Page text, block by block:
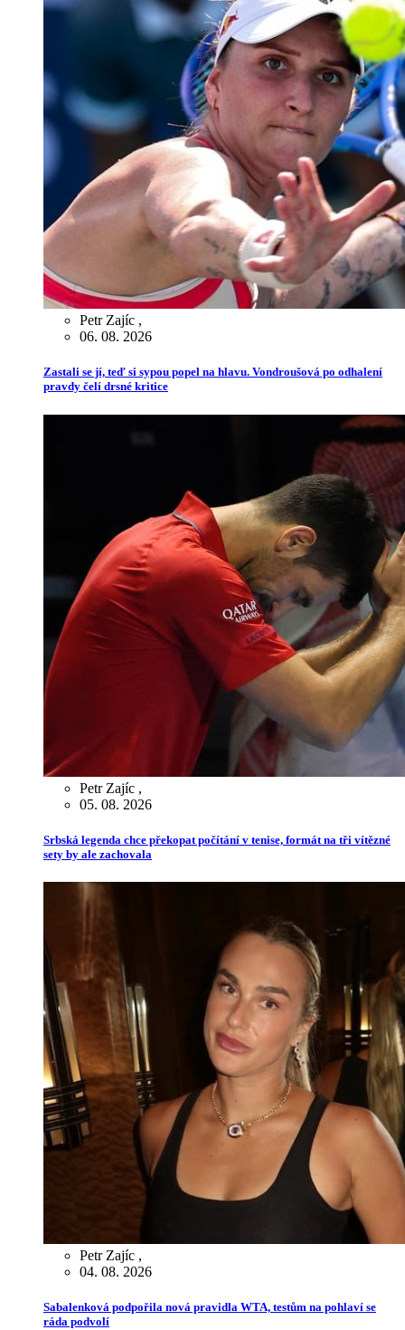
Petr Zajíc ,
06. 08. 2026
Zastali se jí, teď si sypou popel na hlavu. Vondroušová po odhalení
pravdy čelí drsné kritice
Petr Zajíc ,
05. 08. 2026
Srbská legenda chce překopat počítání v tenise, formát na tři vítězné
sety by ale zachovala
Petr Zajíc ,
04. 08. 2026
Sabalenková podpořila nová pravidla WTA, testům na pohlaví se
ráda podvolí